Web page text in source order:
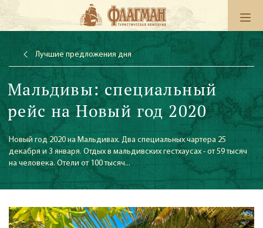
Лучшие предложения дня
Мальдивы: специальный
рейс на Новый год 2020
Новый год 2020 на Мальдивах. Два специальных чартера 25
декабря и 3 января. Отдых в мальдивских гестхаусах - от 59 тысяч
на человека. Отели от 100 тысяч...